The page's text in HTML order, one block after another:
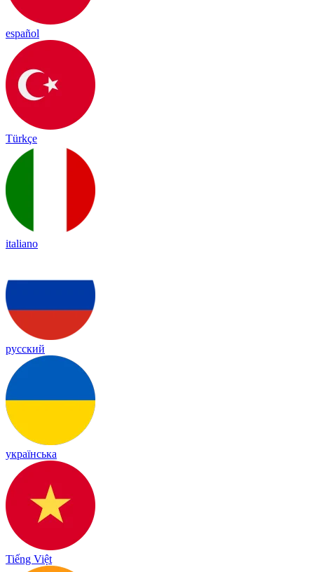
español
Türkçe
italiano
русский
українська
Tiếng Việt